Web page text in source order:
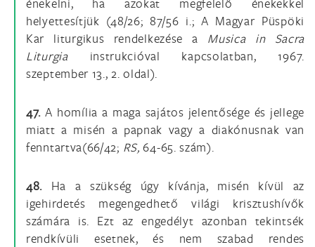
helyettesítjük (48/26; 87/56 i.; A Magyar Püspöki
Kar liturgikus rendelkezése a Musica in Sacra
Liturgiainstrukcióval kapcsolatban, 1967.
szeptember 13., 2. oldal).
47. A homília a maga sajátos jelentősége és jellege
miatt a misén a papnak vagy a diakónusnak van
fenntartva(66/42; RS,64-65. szám).
48. Ha a szükség úgy kívánja, misén kívül az
igehirdetés megengedhető világi krisztushívők
számára is. Ezt az engedélyt azonban tekintsék
rendkívüli esetnek, és nem szabad rendes